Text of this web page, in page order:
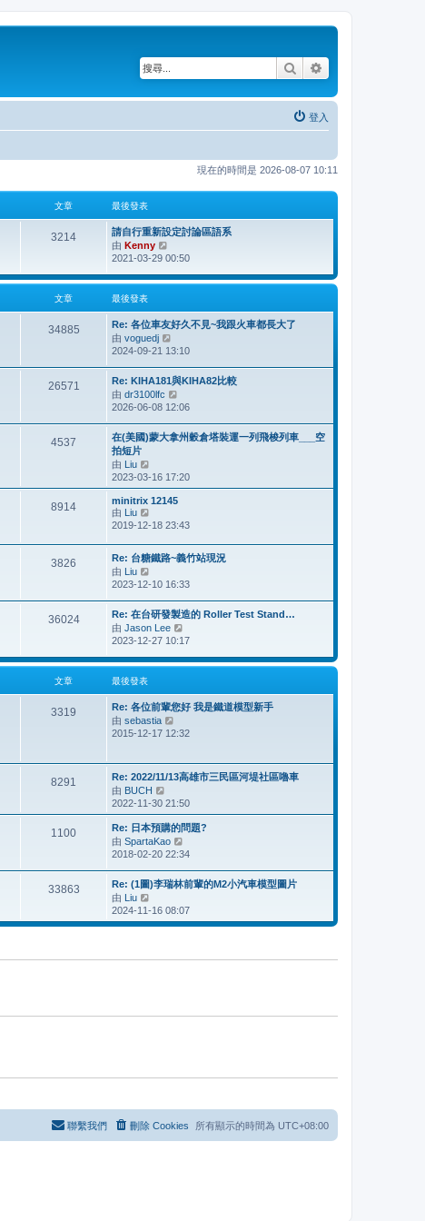
搜尋
登入
現在的時間是 2026-08-07 10:11
文章 最後發表
3214
請自行重新設定討論區語系
由 Kenny
視
最
後
表
2021-03-29 00:50
文章 最後發表
34885
Re: 各位車友好久不見~我跟火車都長大了
由 voguedj
視
最
後
發
表
2024-09-21 13:10
26571
Re: KIHA181與KIHA82比較
由 dr3100lfc
視
最
後
2026-06-08 12:06
4537
在(美國)蒙大拿州穀倉塔裝運一列飛梭列車___空
拍短片
由 Liu
視
最
後
表
2023-03-16 17:20
8914
minitrix 12145
由 Liu
視
後
發
表
2019-12-18 23:43
3826
Re: 台糖鐵路~義竹站現況
由 Liu
視
最
後
發
表
2023-12-10 16:33
36024
Re: 在台研發製造的 Roller Test Stand…
由 Jason Lee
視
最
後
表
2023-12-27 10:17
文章 最後發表
3319
Re: 各位前輩您好 我是鐵道模型新手
由 sebastia
視
後
發
2015-12-17 12:32
8291
Re: 2022/11/13高雄市三民區河堤社區嚕車
由 BUCH
視
最
後
發
表
2022-11-30 21:50
1100
Re: 日本預購的問題?
由 SpartaKao
視
最
後
表
2018-02-20 22:34
33863
Re: (1圖)李瑞林前輩的M2小汽車模型圖片
由 Liu
視
最
2024-11-16 08:07
所有顯示的時間為 UTC+08:00
刪除 Cookies
聯繫我們